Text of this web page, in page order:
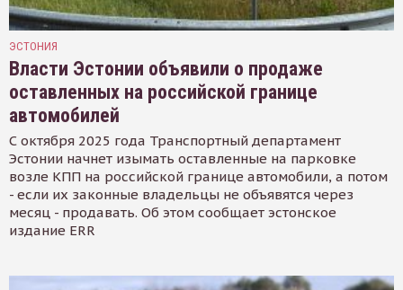
ЭСТОНИЯ
Власти Эстонии объявили о продаже
оставленных на российской границе
автомобилей
С октября 2025 года Транспортный департамент
Эстонии начнет изымать оставленные на парковке
возле КПП на российской границе автомобили, а потом
- если их законные владельцы не объявятся через
месяц - продавать. Об этом сообщает эстонское
издание ERR